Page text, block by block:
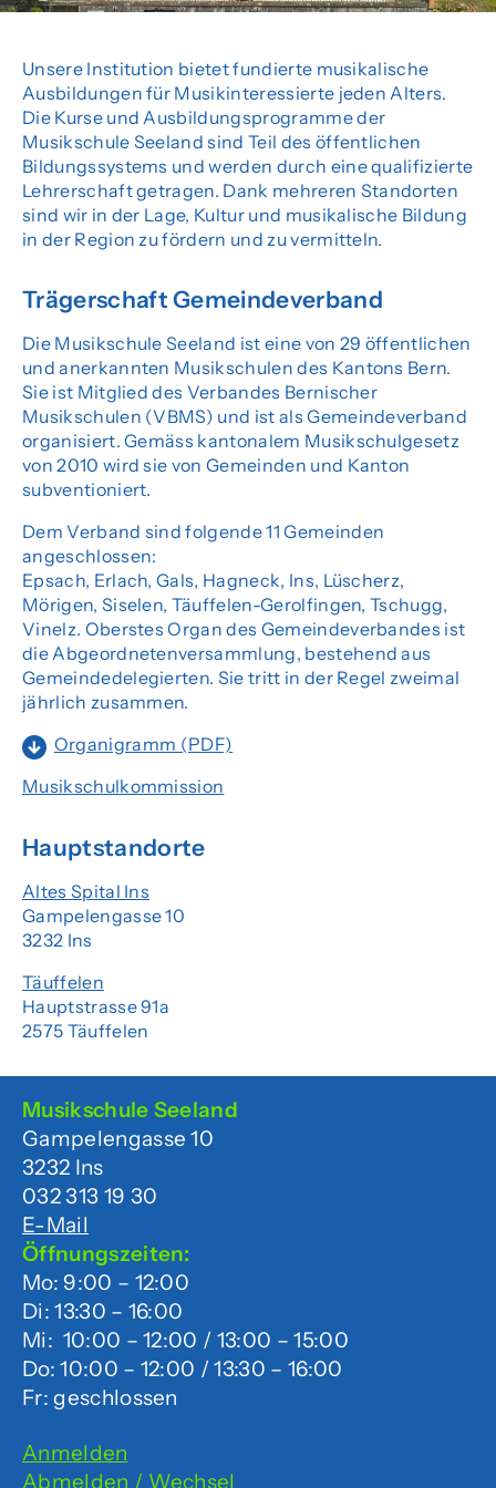
Über uns
Organisation
Team
Dokumente
Förderverein
Offene Stellen
Agenda
Unsere Institution bietet fundierte musikalische
Ausbildungen für Musikinteressierte jeden Alters.
Die Kurse und Ausbildungsprogramme der
Musikschule Seeland sind Teil des öffentlichen
Bildungssystems und werden durch eine qualifizierte
Lehrerschaft getragen. Dank mehreren Standorten
sind wir in der Lage, Kultur und musikalische Bildung
in der Region zu fördern und zu vermitteln.
Trägerschaft Gemeindeverband
Die Musikschule Seeland ist eine von 29 öffentlichen
und anerkannten Musikschulen des Kantons Bern.
Sie ist Mitglied des Verbandes Bernischer
Musikschulen (VBMS) und ist als Gemeindeverband
organisiert. Gemäss kantonalem Musikschulgesetz
von 2010 wird sie von Gemeinden und Kanton
subventioniert.
Dem Verband sind folgende 11 Gemeinden
angeschlossen:
Epsach, Erlach, Gals, Hagneck, Ins, Lüscherz,
Mörigen, Siselen, Täuffelen-Gerolfingen, Tschugg,
Vinelz. Oberstes Organ des Gemeindeverbandes ist
die Abgeordnetenversammlung, bestehend aus
Gemeindedelegierten. Sie tritt in der Regel zweimal
jährlich zusammen.
Organigramm (PDF)
Musikschulkommission
Hauptstandorte
Altes Spital Ins
Gampelengasse 10
3232 Ins
Täuffelen
Hauptstrasse 91a
2575 Täuffelen
Musikschule Seeland
Gampelengasse 10
3232 Ins
032 313 19 30
E-Mail
Öffnungszeiten:
Mo: 9:00 – 12:00
Di: 13:30 – 16:00
Mi: 10:00 – 12:00 / 13:00 – 15:00
Do: 10:00 – 12:00 / 13:30 – 16:00
Fr: geschlossen
Anmelden
Abmelden / Wechsel